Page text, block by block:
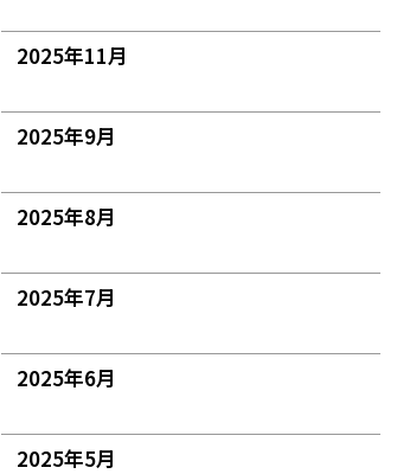
2025年11月
2025年9月
2025年8月
2025年7月
2025年6月
2025年5月